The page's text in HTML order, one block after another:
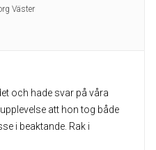
Väster
och hade svar på våra
att hon tog både
i beaktande. Rak i